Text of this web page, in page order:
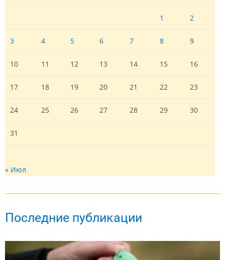
1 2
3 4 5 6 7 8 9
10 11 12 13 14 15 16
17 18 19 20 21 22 23
24 25 26 27 28 29 30
31
« Июл
Последние публикации